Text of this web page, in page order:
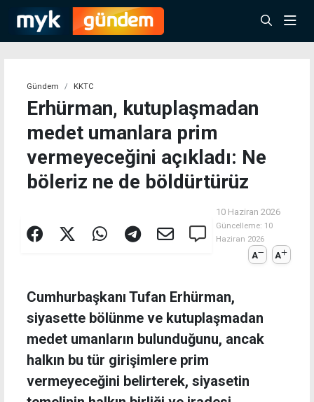
Gündem KKTC
Erhürman, kutuplaşmadan
medet umanlara prim
vermeyeceğini açıkladı: Ne
böleriz ne de böldürtürüz
10 Haziran 2026
Güncelleme: 10
Haziran 2026
A A
Cumhurbaşkanı Tufan Erhürman,
siyasette bölünme ve kutuplaşmadan
medet umanların bulunduğunu, ancak
halkın bu tür girişimlere prim
vermeyeceğini belirterek, siyasetin